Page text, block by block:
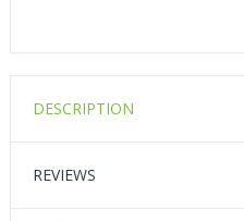
DESCRIPTION
REVIEWS